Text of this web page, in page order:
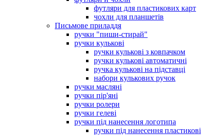
футляри для пластикових карт
чохли для планшетів
Письмове приладдя
ручки "пиши-стирай"
ручки кулькові
ручки кулькові з ковпачком
ручки кулькові автоматичні
ручка кулькові на підставці
набори кулькових ручок
ручки масляні
ручки пір'яні
ручки ролери
ручки гелеві
ручки під нанесення логотипа
ручки під нанесення пластикові